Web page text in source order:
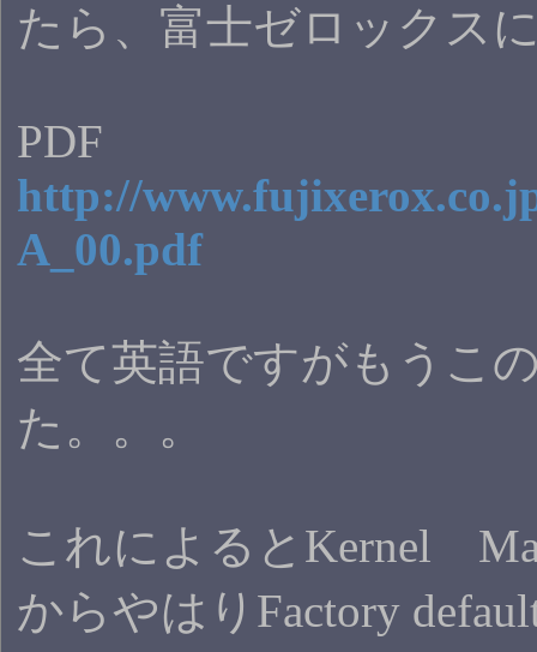
たら、富士ゼロックス
PDF
http://
A_00.pdf
全て英語ですがもうこ
た。。。
これによるとKernel
からやはりFactory